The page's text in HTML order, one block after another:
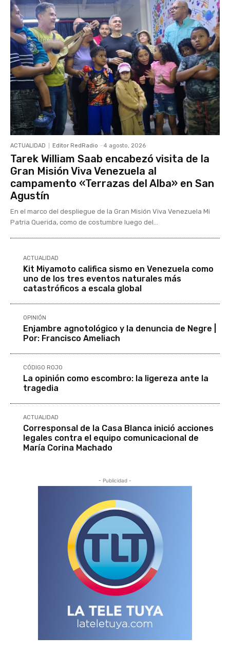
ACTUALIDAD Editor RedRadio - 4 agosto, 2026
Tarek William Saab encabezó visita de la
Gran Misión Viva Venezuela al
campamento «Terrazas del Alba» en San
Agustín
En el marco del despliegue de la Gran Misión Viva Venezuela Mi
Patria Querida, como de costumbre luego del...
ACTUALIDAD
Kit Miyamoto califica sismo en Venezuela como
uno de los tres eventos naturales más
catastróficos a escala global
OPINIÓN
Enjambre agnotológico y la denuncia de Negre |
Por: Francisco Ameliach
CÓDIGO ROJO
La opinión como escombro: la ligereza ante la
tragedia
ACTUALIDAD
Corresponsal de la Casa Blanca inició acciones
legales contra el equipo comunicacional de
María Corina Machado
- Publicidad -